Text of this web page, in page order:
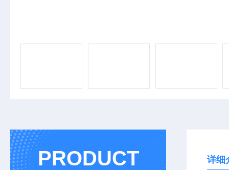
PRODUCT 详细